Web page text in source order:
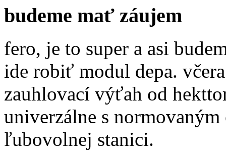
budeme mať záujem
fero, je to super a asi
ide robiť modul depa.
zauhlovací výťah od
univerzálne s
ľubovolnej stanici.